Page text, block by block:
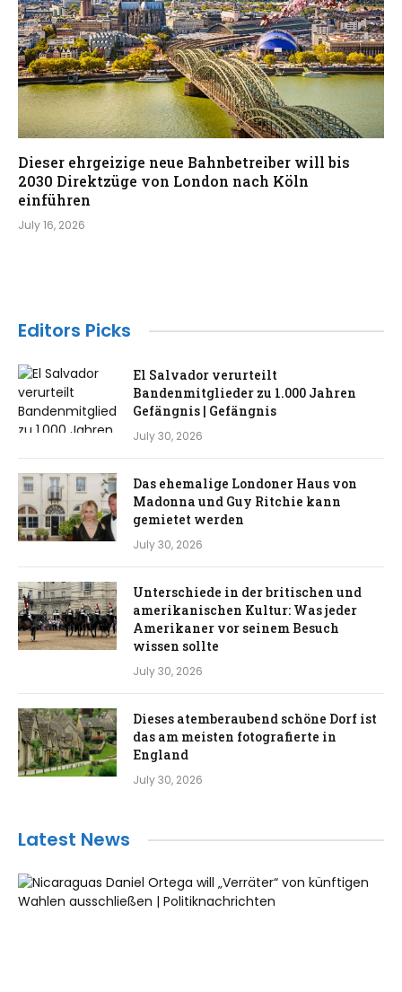
Dieser ehrgeizige neue Bahnbetreiber will bis
2030 Direktzüge von London nach Köln
einführen
July 16, 2026
Editors Picks
El Salvador verurteilt
Bandenmitglieder zu 1.000 Jahren
Gefängnis | Gefängnis
July 30, 2026
Das ehemalige Londoner Haus von
Madonna und Guy Ritchie kann
gemietet werden
July 30, 2026
Unterschiede in der britischen und
amerikanischen Kultur: Was jeder
Amerikaner vor seinem Besuch
wissen sollte
July 30, 2026
Dieses atemberaubend schöne Dorf ist
das am meisten fotografierte in
England
July 30, 2026
Latest News